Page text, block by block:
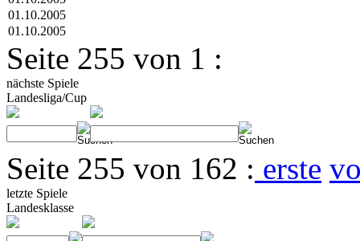
01.10.2005
01.10.2005
Seite 255 von 1 :
nächste Spiele
Landesliga/Cup
Seite 255 von 162 : erste
letzte Spiele
Landesklasse